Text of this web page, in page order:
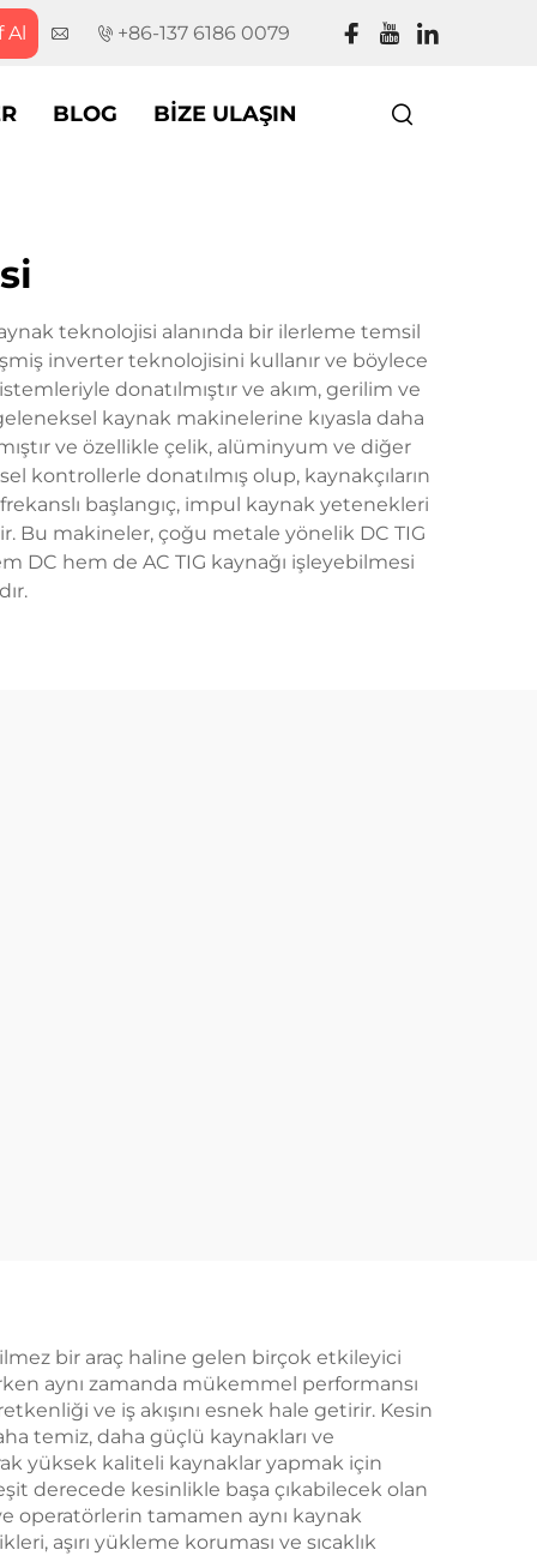
Al +86-137 6186 0079
BLOG BIZE ULAŞIN
teknolojisi alanında bir ilerleme temsil
inverter teknolojisini kullanır ve böylece
donatılmıştır ve akım, gerilim ve
kaynak makinelerine kıyasla daha
ve özellikle çelik, alüminyum ve diğer
kontrollerle donatılmış olup, kaynakçıların
başlangıç, impul kaynak yetenekleri
Bu makineler, çoğu metale yönelik DC TIG
DC hem de AC TIG kaynağı işleyebilmesi
bir araç haline gelen birçok etkileyici
aynı zamanda mükemmel performansı
ve iş akışını esnek hale getirir. Kesin
temiz, daha güçlü kaynakları ve
yüksek kaliteli kaynaklar yapmak için
derecede kesinlikle başa çıkabilecek olan
operatörlerin tamamen aynı kaynak
aşırı yükleme koruması ve sıcaklık